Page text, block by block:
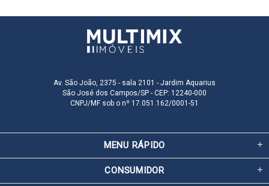
Av. São João, 2375 - sala 2101 - Jardim Aquarius
São José dos Campos/SP - CEP: 12240-000
CNPJ/MF sob o nº 17.051.162/0001-51
MENU RÁPIDO
CONSUMIDOR